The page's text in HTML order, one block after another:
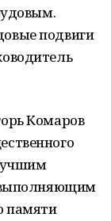
подвиги
Комаров
выполняющим
памяти